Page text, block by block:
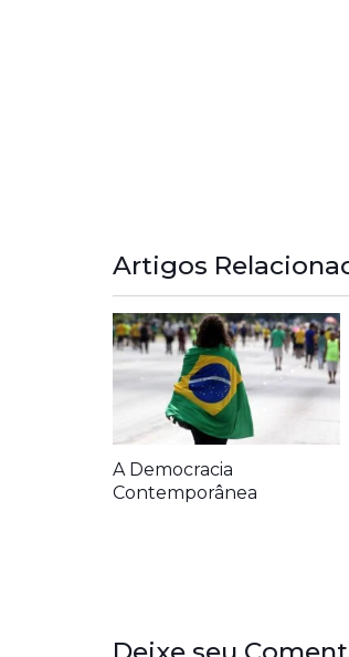
Artigos
A Democracia
Contemporânea